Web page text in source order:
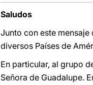
Saludos
Junto con este
diversos Países de
En particular, al grupo
Señora de Guadalupe.